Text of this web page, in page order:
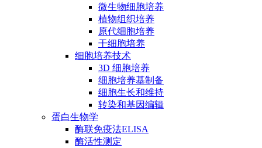
微生物细胞培养
植物组织培养
原代细胞培养
干细胞培养
细胞培养技术
3D 细胞培养
细胞培养基制备
细胞生长和维持
转染和基因编辑
蛋白生物学
酶联免疫法ELISA
酶活性测定